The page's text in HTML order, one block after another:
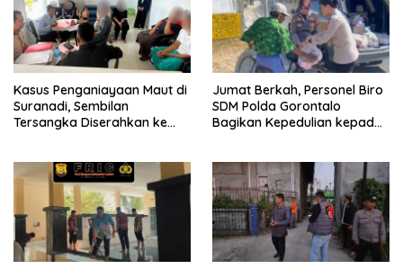
Kasus Penganiayaan Maut di
Suranadi, Sembilan
Tersangka Diserahkan ke
Jumat Berkah, Personel Biro
SDM Polda Gorontalo
Bagikan Kepedulian kepada